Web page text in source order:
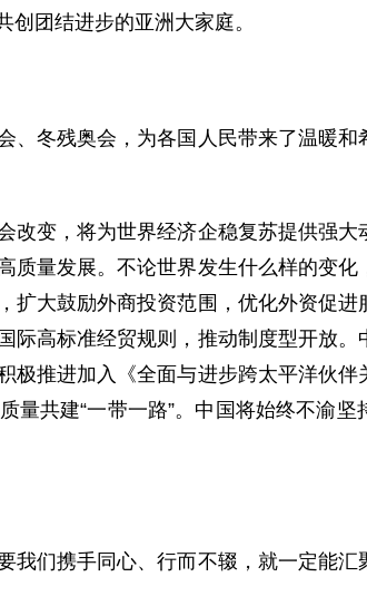
团结进步的亚洲大家庭。
冬残奥会，为各国人民带来了温暖
变，将为世界经济企稳复苏提供强
量发展。不论世界发生什么样的变
大鼓励外商投资范围，优化外资促
高标准经贸规则，推动制度型开放
推进加入《全面与进步跨太平洋伙
共建“一带一路”。中国将始终不渝
们携手同心、行而不辍，就一定能